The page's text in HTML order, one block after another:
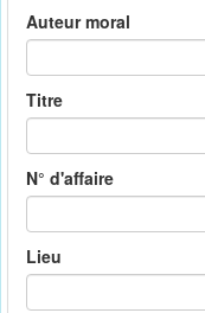
Auteur moral
Titre
N° d'affaire
Lieu